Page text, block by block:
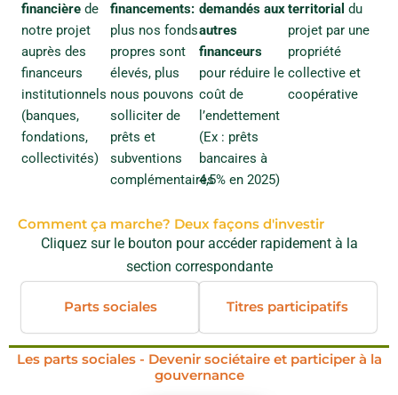
financièrede
notre projet
auprès des
financeurs
institutionnels
(banques,
fondations,
collectivités)
financements:
plus nos fonds
propres sont
élevés, plus
nous pouvons
solliciter de
prêts et
subventions
complémentaires
demandés aux
autres
financeurs
pour réduire le
coût de
l’endettement
(Ex : prêts
bancaires à
4,5% en 2025)
territorial du
projet par une
propriété
collective et
coopérative
Comment ça marche? Deux façons d'investir
Cliquez sur le bouton pour accéder rapidement à la
section correspondante
Parts sociales Titres participatifs
Les parts sociales - Devenir sociétaire et participer à la
gouvernance
Rejoignez l'aventure de la
Afin de faire partie de la SCIC La Pépiterre, nous vous
invitons à renseigner ce rapide formulaire afin qu'on vous
La Pepiterre! Merci à vous pour votre soutien! Nous
restons à disposition pour toute précision. L'équipe de la
Pepiterre